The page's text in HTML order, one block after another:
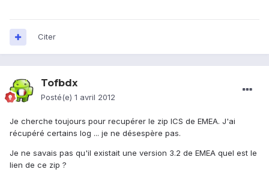
Citer
Tofbdx
Posté(e) 1 avril 2012
Je cherche toujours pour recupérer le zip ICS de EMEA. J'ai
récupéré certains log ... je ne désespère pas.
Je ne savais pas qu'il existait une version 3.2 de EMEA quel est le
lien de ce zip ?